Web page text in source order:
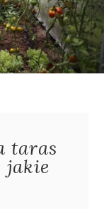
taras
jakie